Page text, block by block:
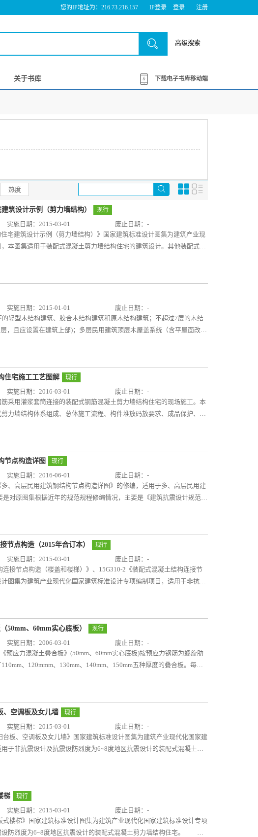
您的IP地址为：216.73.216.157 IP登录 登录 注册
高级搜索
关于书库 下载电子书库移动端
热度
筑设计示例（剪力墙结构） 现行
实施日期：2015-03-01
废止日期：-
宅建筑设计示例（剪力墙结构）》国家建筑标准设计图集为建筑产业现
本图集适用于装配式混凝土剪力墙结构住宅的建筑设计。其他装配式混
。 本图集以三套采用装配式混凝土剪力墙结构建造的工程设计实例和
依据相关国家标准加以调整，重点突出本图集的“示范”作用。分别编制
体现了装配式剪力墙结构住宅建筑设计的特点、方法及要求。其中：示
标准化、模块化、系列化的平面设计原理，以及多样化的立面设计手
剪力墙结构住宅的设计思路及设计表达形式。示例二为装配式内装方案
管线与主体结构分离的方式，可保证主体结构的完整性，更加适合装配
二重点编制了装配式内装技术的应用， 对装配式混凝土剪力墙结构住宅
义。示例三为施工图阶段设计示例，选取了南方某地区的公共租赁住房
墙结构应用类型的适用性和多样性有更全面、深入的认识，了解和掌握
同选取同一工程项目进行编制，方便专业之间相互配套使用及参考。该
重点表达装配式混凝土剪力墙结构住宅项目建筑专业施工图在设计说明
面的特点及要求。 本图集总说明及设计示例所编内容较全面，充分体
住宅建筑设计思路及图纸深度要求。符合当前国家建筑产业现代化发展
理清晰，针对装配式混凝土剪力墙结构住宅建筑设计流程的特殊性，采
式建造技术的特点，易于设计人员掌握。四个示例以方案设计与施工图
个示例都有明确的技术特点和要表达的编制目的。图集的编制内容采用
、全面地掌握装配式混凝土剪力墙结构住宅建筑设计的过程和图面表达
术参考与设计思路引导。
实施日期：2015-01-01
废止日期：-
轻型木结构建筑、胶合木结构建筑和原木结构建筑；不超过7层的木结
，且应设置在建筑上部)；多层民用建筑顶层木屋盖系统（含平屋面改坡
的住宅建筑、建筑高度不大于24m的办公建筑和丁戊类厂房（库房）的
、高度不超过54m的普通住宅和高度为50m以下的办公楼的房间隔
共建筑，包括学校、商店、敬老院、社区服务中心、办公、旅馆、度
作为现代木结构设计、施工的参考图集，也可作为现代木结构建筑科
型木结构建筑房屋体系及其建筑构造、胶合木结构建筑房屋体系及其
建筑构造，以及木结构建筑工程做法。其中的建筑构造为建筑勒脚、内
檐、楼梯等建筑部位及部件的构造。
住宅施工工艺图解 现行
实施日期：2016-03-01
废止日期：-
采用灌浆套筒连接的装配式钢筋混凝土剪力墙结构住宅的现场施工。本
力墙结构体系组成、总体施工流程、构件堆放码放要求、成品保护、构
现浇节点、外墙板防水接缝处理、安全施工、计算示例、检查验收记录
采用灌浆套筒与现浇结构连接的装配式剪力墙结构住宅的施工为例，对
择较为常用和通用的施工做法编入本图集，可使施工技术人员很好的理
法，并应用于实际工程中。
节点构造详图 现行
实施日期：2016-06-01
废止日期：-
、高层民用建筑钢结构节点构造详图》的修编，适用于多、高层民用建
对原图集根据近年的规范规程修编情况，主要是《建筑抗震设计规范》
技术规程》JGJ99-2015并参考了《钢结构设计规范》GB50017-201X的
高层钢结构设计的发展，纳入了一些新的内容。 主要包括梁柱连接节点
造、支撑和框架的连接节点构造、楼板连接节点构造等内容。其中钢筋
架相关节点等内容是根据设计技术发展新增的内容。同时对原图集的一
节点构造（2015年合订本） 现行
实施日期：2015-03-01
废止日期：-
连接节点构造（楼盖和楼梯）》、15G310-2《装配式混凝土结构连接节
图集为建筑产业现代化国家建筑标准设计专项编制项目，适用于非抗震
设计的装配式混凝土结构。图集以《装配式混凝土结构技术规程》JGJ 1-
分册重点给出了楼盖结构和楼梯连接节点做法及节点内钢筋构造要求；
板连接构造、叠合梁连接构造以及预制楼梯连接构造等。剪力墙分册重
节点做法及节点内钢筋构造要求；包括预制构件连接基本构造要求、不
造要求等。连接是装配式混凝土结构中的关键环节，该本图集规范了连
构建筑的应用提供有力的技术支撑。图集可供设计直接选用或参考使
连接构造施工。
50mm、60mm实心底板） 现行
实施日期：2006-03-01
废止日期：-
预应力混凝土叠合板》(50mm、60mm实心底板)按预应力钢筋为螺旋肋
、120mmm、130mm、140mm、150mm五种厚度的叠合板。每种
选用)”、“叠合板选用表(按内力选用)”两种选用表供设计人员直接选用；
考；提供叠合板连接构造做法示意供设计人员参考使用。 本图集适用于
地区、环境类别为一类及二a类建筑的楼（屋）面板，最大适用跨度6m。
、空调板及女儿墙 现行
实施日期：2015-03-01
废止日期：-
台板、空调板及女儿墙》国家建筑标准设计图集为建筑产业现代化国家建
于非抗震设计及抗震设防烈度为6~8度地区抗震设计的装配式混凝土剪
筋混凝土阳台板、空调板及女儿墙构件图，图集中归纳了常用的预制
构件规格和类型，主要编制了模板图、配筋图及其节点连接构造等内
工程经验编制，提供了常用尺寸构件的深化设计详图，符合当前国家
直接选用或参考使用，生产单位根据设计文件及图集进行生产，施工单
工。
梯 现行
实施日期：2015-03-01
废止日期：-
式楼梯》国家建筑标准设计图集为建筑产业现代化国家建筑标准设计专项
设防烈度为6~8度地区抗震设计的装配式混凝土剪力墙结构住宅。 本